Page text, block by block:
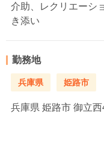
介助、レクリエーシ
き添い
勤務地
兵庫県 姫路市
兵庫県 姫路市 御立